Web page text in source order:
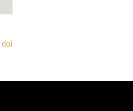
dol